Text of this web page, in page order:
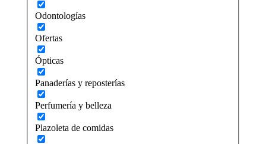
Odontologías
Ofertas
Ópticas
Panaderías y reposterías
Perfumería y belleza
Plazoleta de comidas